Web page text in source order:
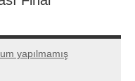
yapılmamış